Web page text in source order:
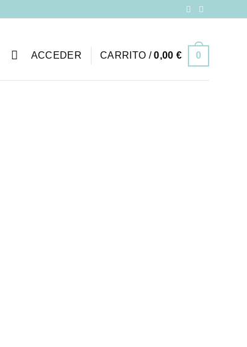
ACCEDER CARRITO /0,00 € 0